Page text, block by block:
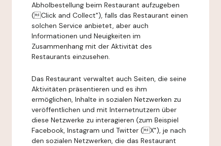
Abholbestellung beim Restaurant aufzugeben
(Click and Collect"), falls das Restaurant einen
solchen Service anbietet, aber auch
Informationen und Neuigkeiten im
Zusammenhang mit der Aktivität des
Restaurants einzusehen.
Das Restaurant verwaltet auch Seiten, die seine
Aktivitäten präsentieren und es ihm
ermöglichen, Inhalte in sozialen Netzwerken zu
veröffentlichen und mit Internetnutzern über
diese Netzwerke zu interagieren (zum Beispiel
Facebook, Instagram und Twitter (X"), je nach
den sozialen Netzwerken, die das Restaurant